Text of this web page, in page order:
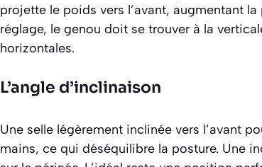
projette le poids vers l’avant, augmentant
réglage, le genou doit se trouver à la
horizontales.
L’angle d’inclinaison
Une selle légèrement inclinée vers l’avant
mains, ce qui déséquilibre la posture. Une